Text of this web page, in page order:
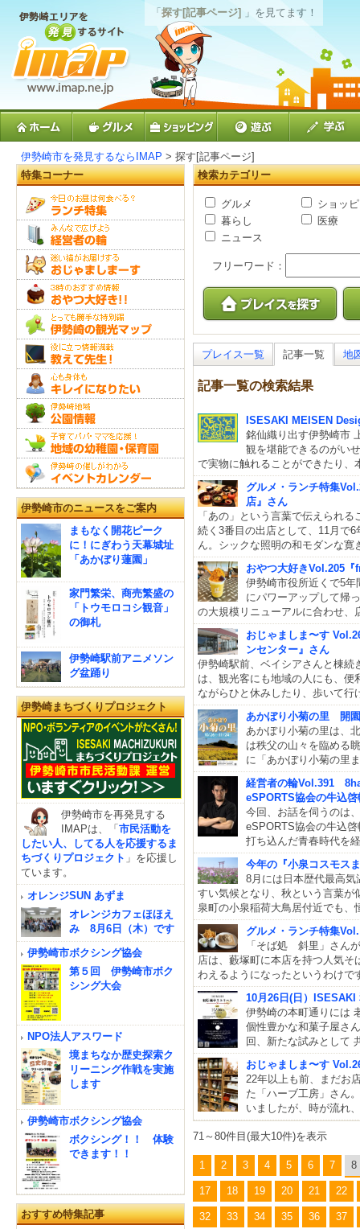
「探す[記事ページ] 」を見てます！
伊勢崎市を発見するならIMAP > 探す[記事ページ]
検索カテゴリー
グルメ
ショッ
暮らし
医療
ニュース
フリーワード：
プレイス一覧 記事一覧 地
記事一覧の検索結果
ISESAKI MEISEN
銘仙織り出す伊勢崎市
観を堪能できるのがい
で実物に触れることができたり、
グルメ・ランチ特集
店』さん
「あの」という言葉で伝えられ
続く3番目の出店として、11月で
ん。シックな照明の和モダンな寛
おやつ大好きVol.205
伊勢崎市役所近くで5
にパワーアップして帰
の大規模リニューアルに合わせ、
おじゃましま〜す
ンセンター』さん
伊勢崎駅前、ベイシアさんと棟続
は、観光客にも地域の人にも、
ながらひと休みしたり、歩いて行
あかぼり小菊の里
あかぼり小菊の里は、
は秩父の山々を臨める
に「あかぼり小菊の里
経営者の輪Vol.391
eSPORTS協会の牛込啓
今回、お話を伺うのは
eSPORTS協会の牛込
打ち込んだ青春時代を
今年の『小泉コスモス
8月には日本歴代最高
すい気候となり、秋という言葉
泉町の小泉稲荷大鳥居付近でも、
グルメ・ランチ特集
「そば処 斜里」さん
店は、藪塚町に本店を持つ人気
わえるようになったというわけ
10月26日(日）
伊勢崎の本町通りには
個性豊かな和菓子屋さ
回、新たな試みとして
おじゃましま〜す
22年以上も前、まだお
た「ハーブ工房」さん
いましたが、時が流れ
71～80件目(最大10件)を表示
1 2 3 4 5 6 7 8
17 18 19 20 21 22
32 33 34 35 36 37
特集コーナー
伊勢崎市のニュースをご案内
まもなく開花ピーク
に！にぎわう天幕城址
「あかぼり蓮園」
家門繁栄、商売繁盛の
「トウモロコシ観音」
の御札
伊勢崎駅前アニメソン
グ盆踊り
伊勢崎まちづくりプロジェクト
伊勢崎市を再発見する
IMAPは、「市民活動を
したい人、してる人を応援するま
ちづくりプロジェクト 」を応援し
ています。
オレンジSUN あずま
オレンジカフェほほえ
み 8月6日（木）です
伊勢崎市ボクシング協会
第５回 伊勢崎市ボク
シング大会
NPO法人アスワード
境まちなか歴史探索ク
リーニング作戦を実施
します
伊勢崎市ボクシング協会
ボクシング！！ 体験
できます！！
おすすめ特集記事